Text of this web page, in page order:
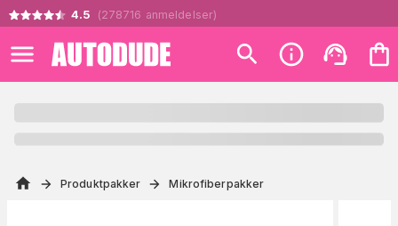
4.5 (278716 anmeldelser)
Produktpakker Mikrofiberpakker